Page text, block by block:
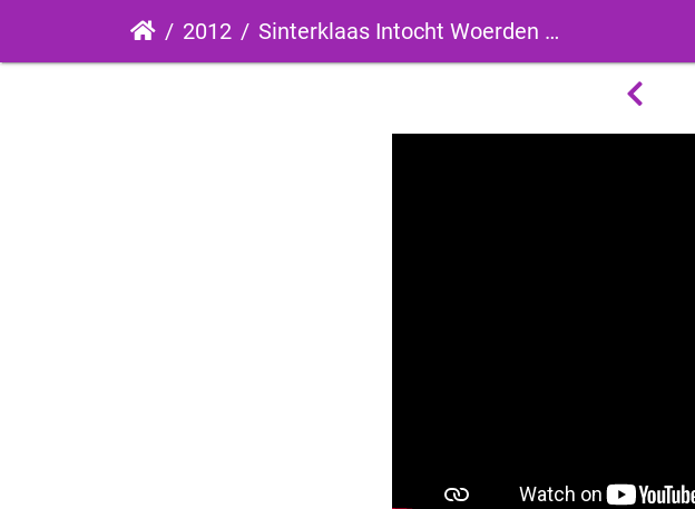
2012 Sinterklaas Intocht Woerden 2012